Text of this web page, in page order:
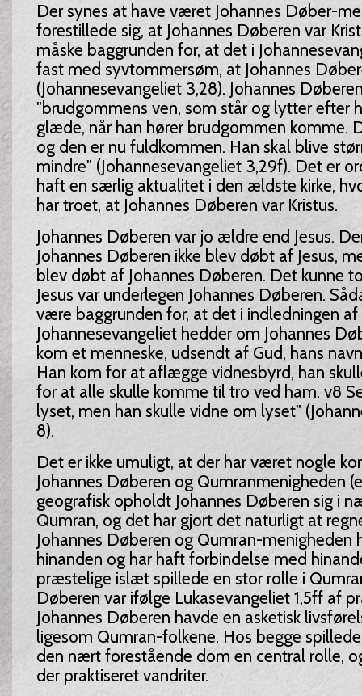
Der synes at have været Johannes Døber-
forestillede sig, at Johannes Døberen var
måske baggrunden for, at det i
fast med syvtommersøm, at Johannes
(Johannesevangeliet 3,28). Johannes
"brudgommens ven, som står og lytter efter
glæde, når han hører brudgommen komme.
og den er nu fuldkommen. Han skal blive
mindre" (Johannesevangeliet 3,29f). Det er
haft en særlig aktualitet i den ældste kirke,
har troet, at Johannes Døberen var Kristus.
Johannes Døberen var jo ældre end Jesus.
Johannes Døberen ikke blev døbt af Jesus,
blev døbt af Johannes Døberen. Det kunne
Jesus var underlegen Johannes Døberen.
være baggrunden for, at det i indledningen af
Johannesevangeliet hedder om Johannes
kom et menneske, udsendt af Gud, hans
Han kom for at aflægge vidnesbyrd, han
for at alle skulle komme til tro ved ham. v8
lyset, men han skulle vidne om lyset"
8).
Det er ikke umuligt, at der har været nogle
Johannes Døberen og Qumranmenigheden
geografisk opholdt Johannes Døberen sig i
Qumran, og det har gjort det naturligt at
Johannes Døberen og Qumran-menigheden
hinanden og har haft forbindelse med
præstelige islæt spillede en stor rolle i
Døberen var ifølge Lukasevangeliet 1,5ff af
Johannes Døberen havde en asketisk
ligesom Qumran-folkene. Hos begge
den nært forestående dom en central rolle,
der praktiseret vandriter.